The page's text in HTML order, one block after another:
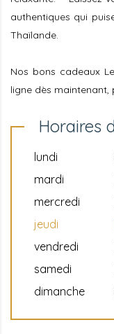
authentiques qui
Thaïlande.
Nos bons cadeaux
ligne dès maintenant,
Horaires
lundi
mardi
mercredi
jeudi
vendredi
samedi
dimanche